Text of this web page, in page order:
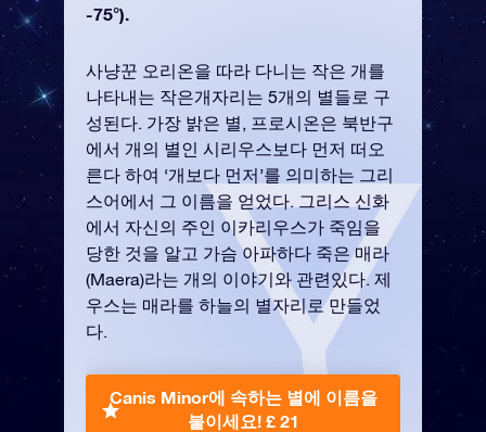
-75°).
사냥꾼 오리온을 따라 다니는 작은 개를
나타내는 작은개자리는 5개의 별들로 구
성된다. 가장 밝은 별, 프로시온은 북반구
에서 개의 별인 시리우스보다 먼저 떠오
른다 하여 ‘개보다 먼저’를 의미하는 그리
스어에서 그 이름을 얻었다. 그리스 신화
에서 자신의 주인 이카리우스가 죽임을
당한 것을 알고 가슴 아파하다 죽은 매라
(Maera)라는 개의 이야기와 관련있다. 제
우스는 매라를 하늘의 별자리로 만들었
다.
Canis Minor에 속하는 별에 이름을
붙이세요! £ 21